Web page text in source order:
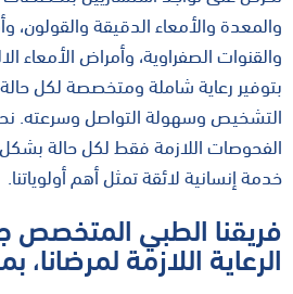
والمعدة والأمعاء الدقيقة والقولون،
والقنوات الصفراوية، وأمراض الأمعاء
بتوفير رعاية شاملة ومتخصصة لكل
التشخيص وسهولة التواصل وسرعته.
الفحوصات اللازمة فقط لكل حالة
خدمة إنسانية لائقة تمثل أهم أولوياتنا.
فريقنا الطبي المتخصص
الرعاية اللازمة